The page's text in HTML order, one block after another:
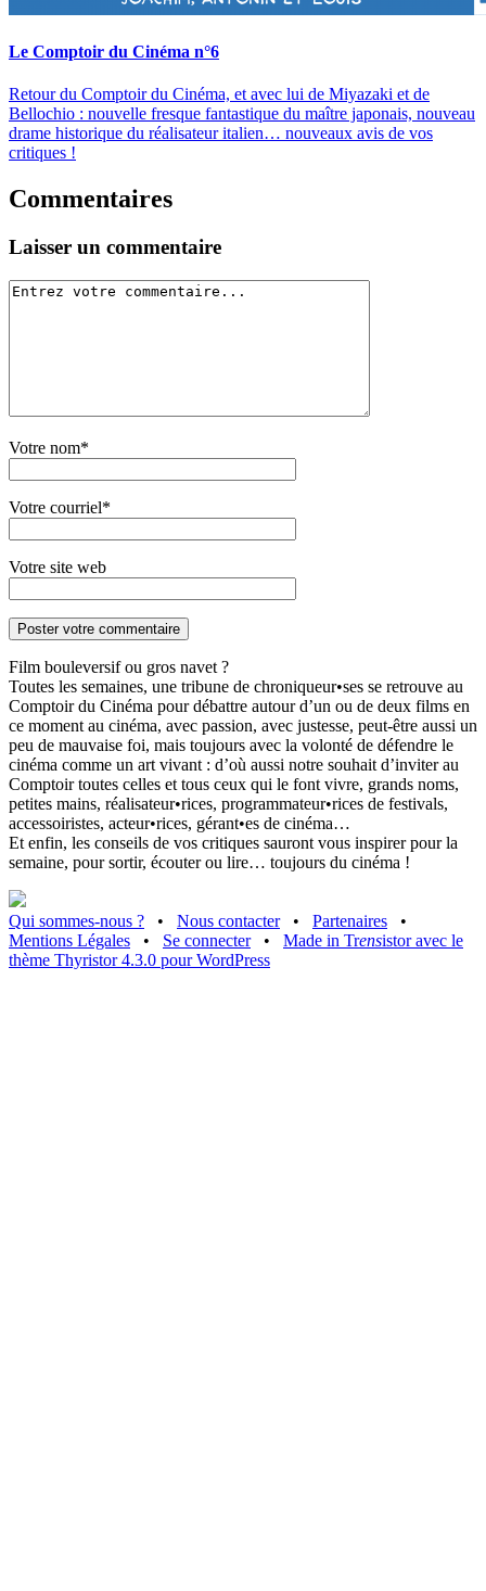
Le Comptoir du Cinéma n°6
Retour du Comptoir du Cinéma, et avec lui de Miyazaki et de
Bellochio : nouvelle fresque fantastique du maître japonais, nouveau
drame historique du réalisateur italien… nouveaux avis de vos
critiques !
Commentaires
Laisser un commentaire
Votre nom*
Votre courriel*
Votre site web
Film bouleversif ou gros navet ?
Toutes les semaines, une tribune de chroniqueur•ses se retrouve au
Comptoir du Cinéma pour débattre autour d’un ou de deux films en
ce moment au cinéma, avec passion, avec justesse, peut-être aussi un
peu de mauvaise foi, mais toujours avec la volonté de défendre le
cinéma comme un art vivant : d’où aussi notre souhait d’inviter au
Comptoir toutes celles et tous ceux qui le font vivre, grands noms,
petites mains, réalisateur•rices, programmateur•rices de festivals,
accessoiristes, acteur•rices, gérant•es de cinéma…
Et enfin, les conseils de vos critiques sauront vous inspirer pour la
semaine, pour sortir, écouter ou lire… toujours du cinéma !
Qui sommes-nous ? • Nous contacter • Partenaires
•
Mentions Légales
• Se connecter • Made in Trensistor avec le
thème Thyristor 4.3.0 pour WordPress